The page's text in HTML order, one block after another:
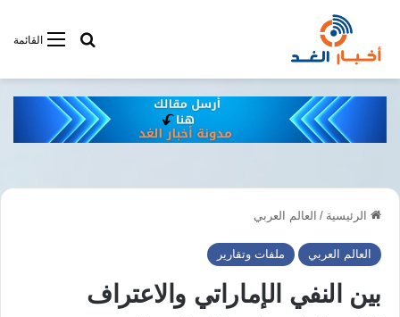
القائمةأبحت فى
الرئيسية / العالم العربي
العالم العربي ملفات وتقارير
بين النفي الإماراتي والاعتراف